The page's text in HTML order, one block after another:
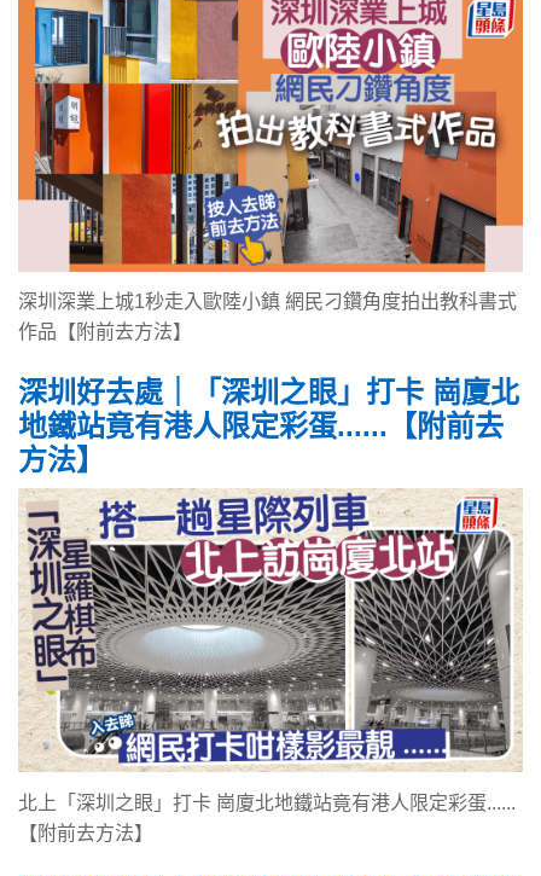
深圳深業上城1秒走入歐陸小鎮 網民刁鑽角度拍出教科書式
作品【附前去方法】
深圳好去處｜「深圳之眼」打卡 崗廈北
地鐵站竟有港人限定彩蛋......【附前去
方法】
北上「深圳之眼」打卡 崗廈北地鐵站竟有港人限定彩蛋......
【附前去方法】